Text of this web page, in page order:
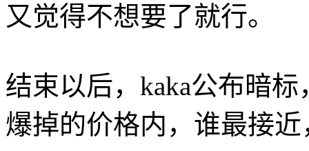
又觉得不想要了就行。
结束以后，kaka公布暗
爆掉的价格内，谁最接